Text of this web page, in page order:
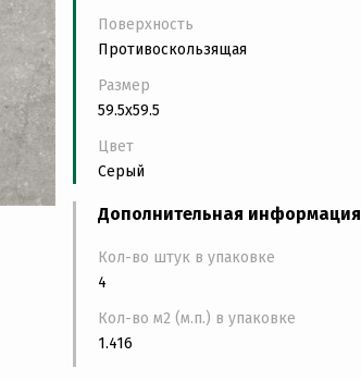
Поверхность
Противоскользящая
Размер
59.5x59.5
Цвет
Серый
Дополнительная информация
Кол-во штук в упаковке
4
Кол-во м2 (м.п.) в упаковке
1.416